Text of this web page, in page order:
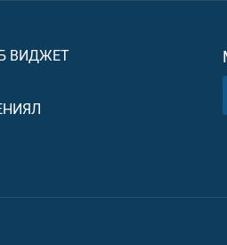
ВИДЖЕТ